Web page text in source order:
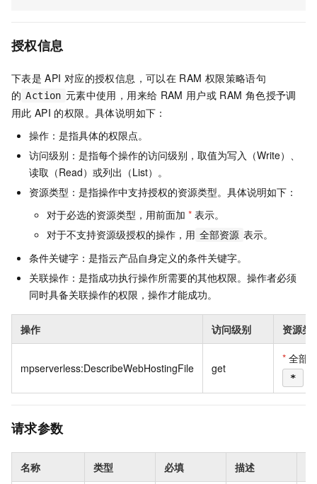
授权信息
下表是 API 对应的授权信息，可以在 RAM 权限策略语句
的 Action 元素中使用，用来给 RAM 用户或 RAM 角色授予调
用此 API 的权限。具体说明如下：
操作：是指具体的权限点。
访问级别：是指每个操作的访问级别，取值为写入（Write）、
读取（Read）或列出（List）。
资源类型：是指操作中支持授权的资源类型。具体说明如下：
对于必选的资源类型，用前面加 * 表示。
对于不支持资源级授权的操作，用 全部资源 表示。
条件关键字：是指云产品自身定义的条件关键字。
关联操作：是指成功执行操作所需要的其他权限。操作者必须
同时具备关联操作的权限，操作才能成功。
操作 访问级别 资源类
mpserverless:DescribeWebHostingFile get
* 全部
*
请求参数
名称 类型 必填 描述